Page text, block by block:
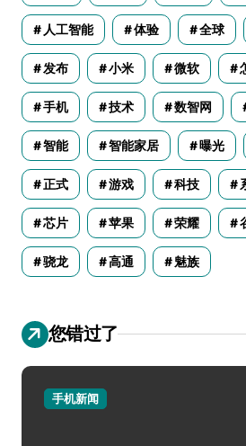
人工智能 体验 全球
发布 小米 微软
手机 技术 数智网
智能 智能家居 曝光
正式 游戏 科技
芯片 苹果 荣耀
骁龙 高通 魅族
您错过了
手机新闻